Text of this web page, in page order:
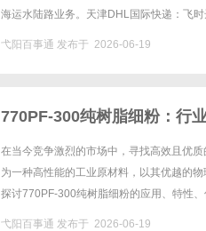
海运水陆路业务。天津DHL国际快递：飞
弋阳百事通 发布于 2026-06-19
770PF-300纯树脂细粉：行
在当今竞争激烈的市场中，寻找高效且优
为一种高性能的工业原材料，以其优越的
探讨770PF-300纯树脂细粉的应用、特性
弋阳百事通 发布于 2026-06-19